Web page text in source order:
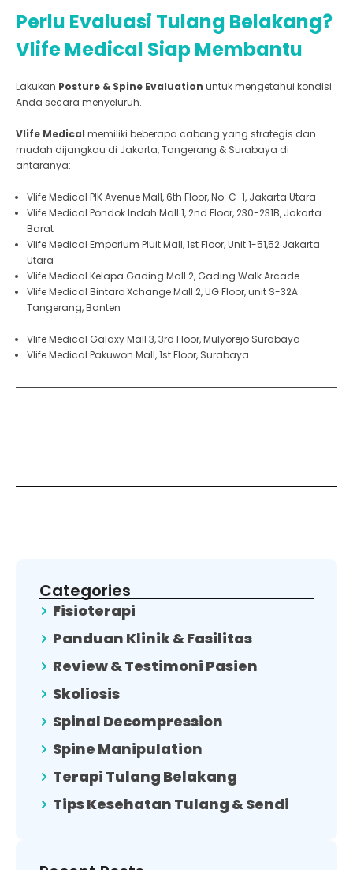
Perlu Evaluasi Tulang Belakang?
Vlife Medical Siap Membantu
Lakukan Posture & Spine Evaluation untuk mengetahui kondisi
Anda secara menyeluruh.
Vlife Medical memiliki beberapa cabang yang strategis dan
mudah dijangkau di Jakarta, Tangerang & Surabaya di
antaranya:
Vlife Medical PIK Avenue Mall, 6th Floor, No. C-1, Jakarta Utara
Vlife Medical Pondok Indah Mall 1, 2nd Floor, 230-231B, Jakarta
Barat
Vlife Medical Emporium Pluit Mall, 1st Floor, Unit 1-51,52 Jakarta
Utara
Vlife Medical Kelapa Gading Mall 2, Gading Walk Arcade
Vlife Medical Bintaro Xchange Mall 2, UG Floor, unit S-32A
Tangerang, Banten
Vlife Medical Galaxy Mall 3, 3rd Floor, Mulyorejo Surabaya
Vlife Medical Pakuwon Mall, 1st Floor, Surabaya
Categories
Fisioterapi
Panduan Klinik & Fasilitas
Review & Testimoni Pasien
Skoliosis
Spinal Decompression
Spine Manipulation
Terapi Tulang Belakang
Tips Kesehatan Tulang & Sendi